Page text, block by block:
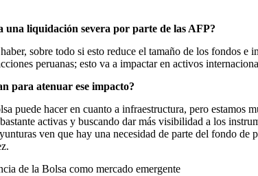
una liquidación severa por parte de las AFP?
sobre todo si esto reduce el tamaño de los fondos e
peruanas; esto va a impactar en activos
para atenuar ese impacto?
puede hacer en cuanto a infraestructura, pero estamos
activas y buscando dar más visibilidad a los
ven que hay una necesidad de parte del fondo de
de la Bolsa como mercado emergente